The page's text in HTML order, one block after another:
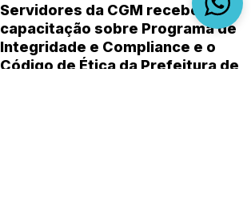
Servidores da CGM recebem
capacitação sobre Programa de
Integridade e Compliance e o
Código de Ética da Prefeitura de